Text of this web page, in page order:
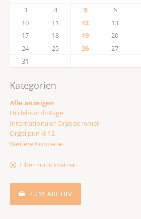
3
4 5 6
10
11 12 13
17
18 19 20
24
25 26 27
31
Kategorien
Alle anzeigen
Hildebrandt-Tage
Internationaler Orgelsommer
Orgel punkt 12
Weitere Konzerte
Filter zurücksetzen
ZUM ARCHIV